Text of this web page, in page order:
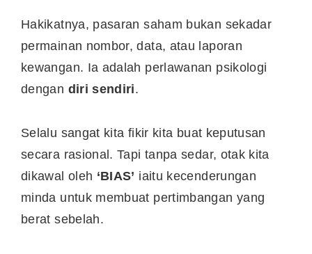
Hakikatnya, pasaran saham bukan sekadar
permainan nombor, data, atau laporan
kewangan. Ia adalah perlawanan psikologi
dengan diri sendiri.
Selalu sangat kita fikir kita buat keputusan
secara rasional. Tapi tanpa sedar, otak kita
dikawal oleh ‘BIAS’ iaitu kecenderungan
minda untuk membuat pertimbangan yang
berat sebelah.